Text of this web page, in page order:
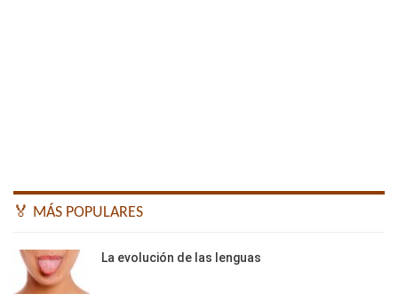
🏅 MÁS POPULARES
La evolución de las lenguas